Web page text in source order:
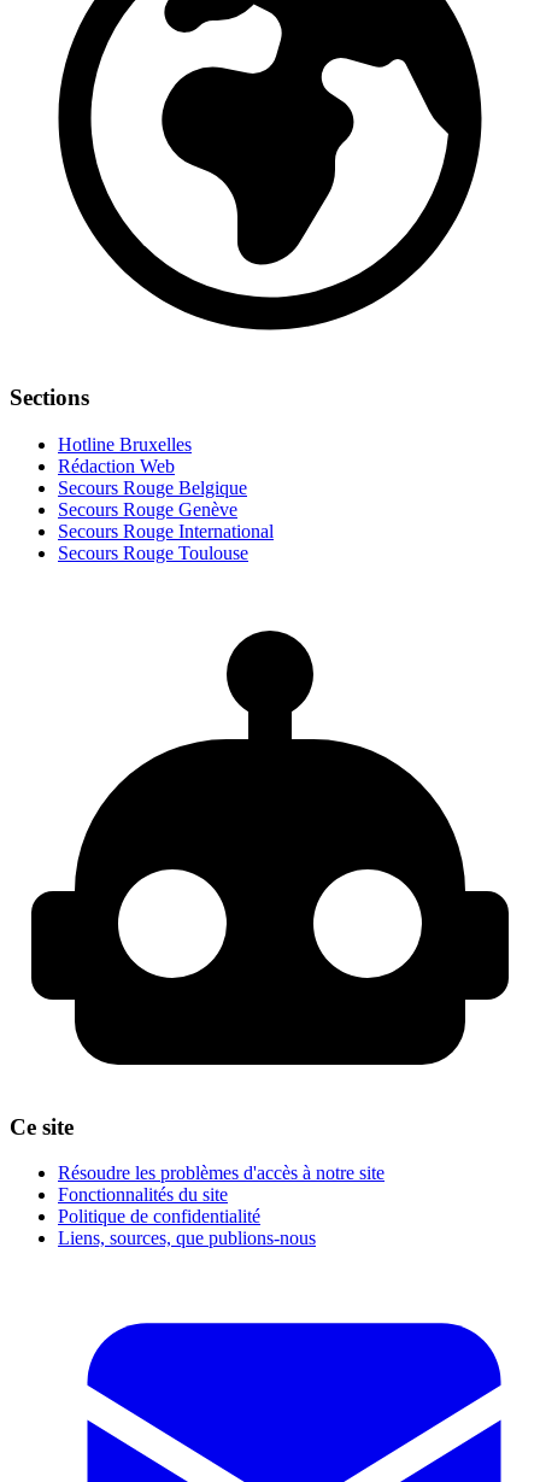
Sections
Hotline Bruxelles
Rédaction Web
Secours Rouge Belgique
Secours Rouge Genève
Secours Rouge International
Secours Rouge Toulouse
Ce site
Résoudre les problèmes d'accès à notre site
Fonctionnalités du site
Politique de confidentialité
Liens, sources, que publions-nous